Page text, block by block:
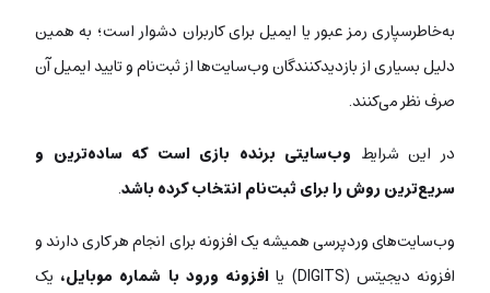
به‌خاطرسپاری رمز عبور یا ایمیل برای کاربران دشوار است؛ به همین
دلیل بسیاری از بازدیدکنندگان وب‌سایت‌ها از ثبت‌نام و تایید ایمیل آن
صرف نظر می‌کنند.
در این شرایط وب‌سایتی برنده بازی است که ساده‌ترین و
سریع‌ترین روش را برای ثبت‌نام انتخاب کرده باشد.
وب‌سایت‌های وردپرسی همیشه یک افزونه برای انجام هر کاری دارند و
افزونه دیجیتس (DIGITS) یا
افزونه ورود با شماره موبایل، یک